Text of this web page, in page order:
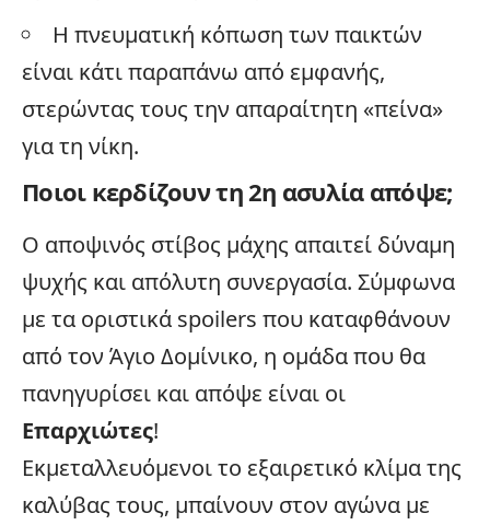
Η πνευματική κόπωση των παικτών
είναι κάτι παραπάνω από εμφανής,
στερώντας τους την απαραίτητη «πείνα»
για τη νίκη.
Ποιοι κερδίζουν τη 2η ασυλία απόψε;
Ο αποψινός στίβος μάχης απαιτεί δύναμη
ψυχής και απόλυτη συνεργασία. Σύμφωνα
με τα οριστικά spoilers που καταφθάνουν
από τον Άγιο Δομίνικο, η ομάδα που θα
πανηγυρίσει και απόψε είναι οι
Επαρχιώτες!
Εκμεταλλευόμενοι το εξαιρετικό κλίμα της
καλύβας τους, μπαίνουν στον αγώνα με